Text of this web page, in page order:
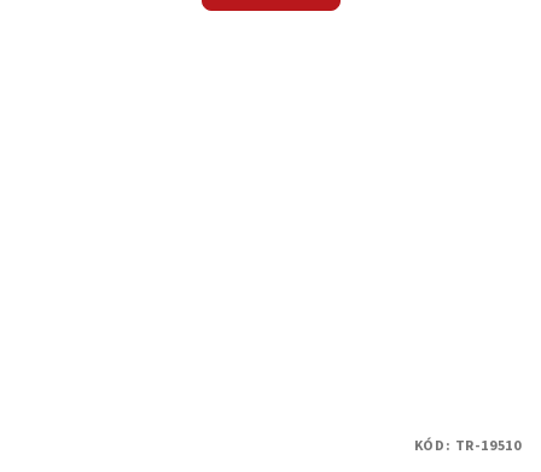
KÓD: TR-19510